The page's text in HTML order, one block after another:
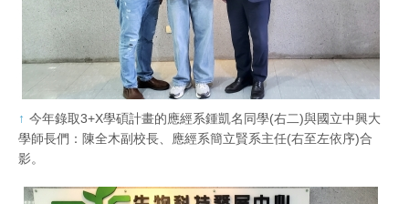
今年錄取3+X學碩計畫的應經系鍾凱名同學(右二)與國立中興大
學師長們：陳全木副校長、應經系簡立賢系主任(右至左依序)合
影。